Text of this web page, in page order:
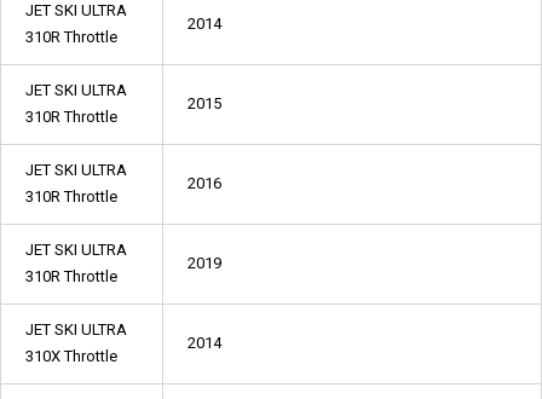
JET SKI ULTRA
310R Throttle
2014
JET SKI ULTRA
310R Throttle
2015
JET SKI ULTRA
310R Throttle
2016
JET SKI ULTRA
310R Throttle
2019
JET SKI ULTRA
310X Throttle
2014